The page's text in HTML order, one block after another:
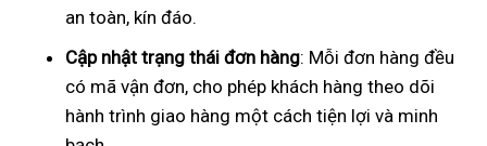
an toàn, kín đáo.
Cập nhật trạng thái đơn hàng: Mỗi đơn hàng đều
có mã vận đơn, cho phép khách hàng theo dõi
hành trình giao hàng một cách tiện lợi và minh